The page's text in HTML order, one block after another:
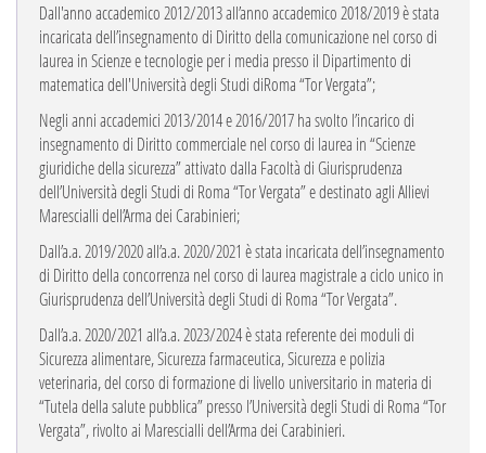
Dall'anno accademico 2012/2013 all’anno accademico 2018/2019 è stata
incaricata dell’insegnamento di Diritto della comunicazione nel corso di
laurea in Scienze e tecnologie per i media presso il Dipartimento di
matematica dell'Università degli Studi diRoma “Tor Vergata”;
Negli anni accademici 2013/2014 e 2016/2017 ha svolto l’incarico di
insegnamento di Diritto commerciale nel corso di laurea in “Scienze
giuridiche della sicurezza” attivato dalla Facoltà di Giurisprudenza
dell’Università degli Studi di Roma “Tor Vergata” e destinato agli Allievi
Marescialli dell’Arma dei Carabinieri;
Dall’a.a. 2019/2020 all’a.a. 2020/2021 è stata incaricata dell’insegnamento
di Diritto della concorrenza nel corso di laurea magistrale a ciclo unico in
Giurisprudenza dell’Università degli Studi di Roma “Tor Vergata”.
Dall’a.a. 2020/2021 all’a.a. 2023/2024 è stata referente dei moduli di
Sicurezza alimentare, Sicurezza farmaceutica, Sicurezza e polizia
veterinaria, del corso di formazione di livello universitario in materia di
“Tutela della salute pubblica” presso l’Università degli Studi di Roma “Tor
Vergata”, rivolto ai Marescialli dell’Arma dei Carabinieri.